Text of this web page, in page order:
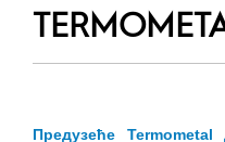
Предузеће